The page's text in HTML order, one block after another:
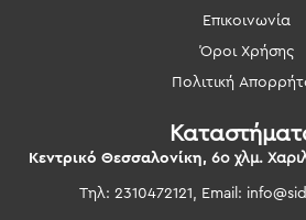
Επικοινωνία
Όροι Χρήσης
Πολιτική
Κεντρικό Θεσσαλονίκη, 6ο χλμ.
Τηλ: 2310472121, Email: